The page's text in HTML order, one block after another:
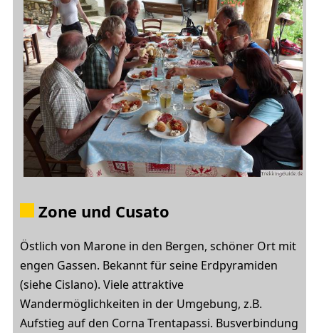
Zone und Cusato
Östlich von Marone in den Bergen, schöner Ort mit
engen Gassen. Bekannt für seine Erdpyramiden
(siehe Cislano). Viele attraktive
Wandermöglichkeiten in der Umgebung, z.B.
Aufstieg auf den Corna Trentapassi. Busverbindung